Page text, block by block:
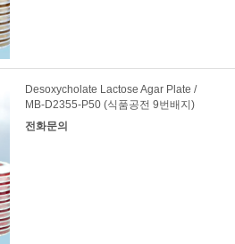
Desoxycholate Lactose Agar Plate /
MB-D2355-P50 (식품공전 9번배지)
전화문의